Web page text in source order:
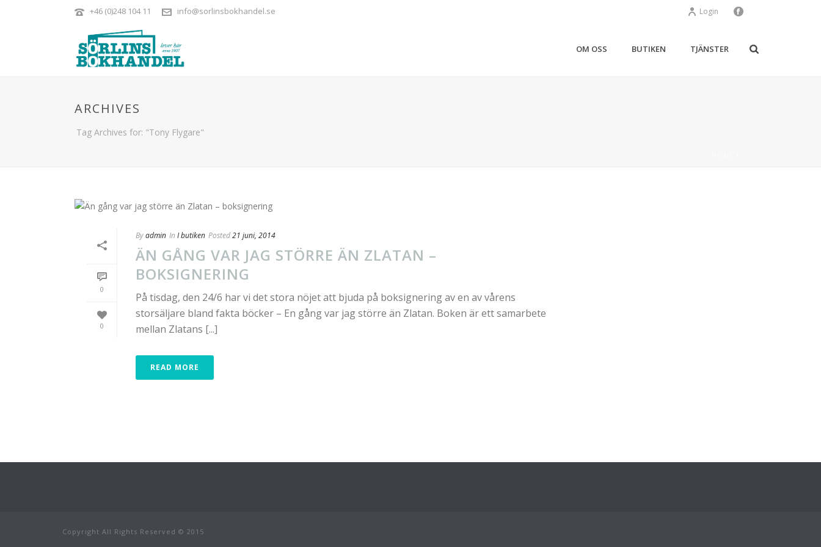
+46 (0)248 104 11 info@sorlinsbokhandel.se Login
OM OSS BUTIKEN TJÄNSTER
ARCHIVES
Tag Archives for: "Tony Flygare"
0
0
Byadmin In I butiken Posted21 juni, 2014
ÄN GÅNG VAR JAG STÖRRE ÄN ZLATAN –
BOKSIGNERING
På tisdag, den 24/6 har vi det stora nöjet att bjuda på boksignering av en av vårens
storsäljare bland fakta böcker – En gång var jag större än Zlatan. Boken är ett samarbete
mellan Zlatans [...]
READ MORE
Copyright All Rights Reserved © 2015